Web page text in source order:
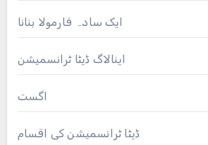
ایک سادہ فارمولا بنانا
اینالاگ ڈیٹا ٹرانسمیشن
اگست
ڈیٹا ٹرانسمیشن کی اقسام